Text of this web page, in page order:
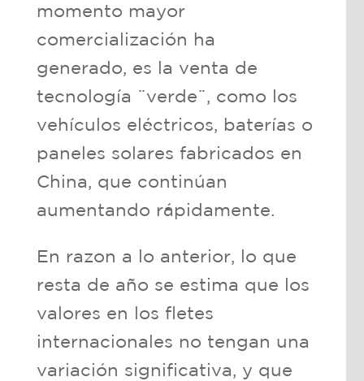
momento mayor
comercialización ha
generado, es la venta de
tecnología ¨verde¨, como los
vehículos eléctricos, baterías o
paneles solares fabricados en
China, que continúan
aumentando rápidamente.
En razon a lo anterior, lo que
resta de año se estima que los
valores en los fletes
internacionales no tengan una
variación significativa, y que